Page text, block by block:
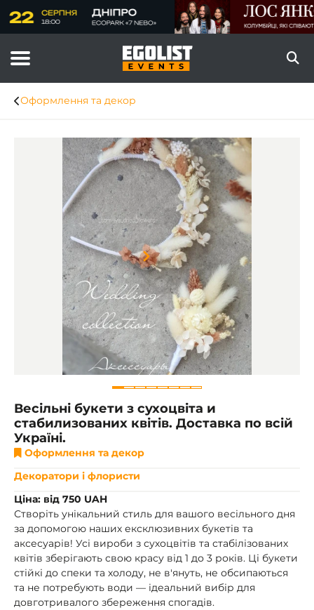
Оформлення та декор
Item
1
of
8
Весільні букети з сухоцвіта и
стабилизованих квітів. Доставка по всій
Україні.
Оформлення та декор
Декоратори і флористи
Ціна: від 750 UAH
Створіть унікальний стиль для вашого весільного дня
за допомогою наших ексклюзивних букетів та
аксесуарів! Усі вироби з сухоцвітів та стабілізованих
квітів зберігають свою красу від 1 до 3 років. Ці букети
стійкі до спеки та холоду, не в'януть, не обсипаються
та не потребують води — ідеальний вибір для
довготривалого збереження спогадів.